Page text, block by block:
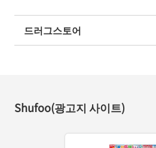
드러그스토어
Shufoo(광고지 사이트)